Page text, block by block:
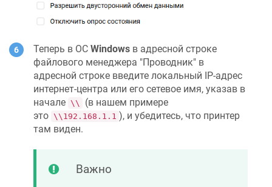
Теперь в ОС Windows в адресной строке
файлового менеджера "Проводник" в
адресной строке введите локальный IP-адрес
интернет-центра или его сетевое имя, указав в
начале \\
(в нашем примере
это \\192.168.1.1 ), и убедитесь, что принтер
там виден.
Важно